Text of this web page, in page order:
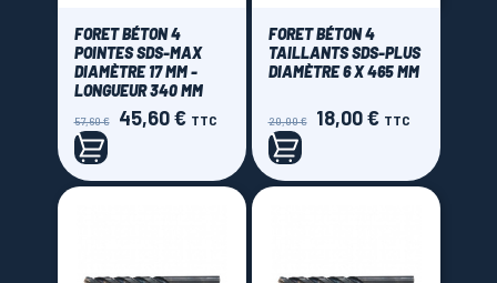
FORET BÉTON 4
POINTES SDS-MAX
DIAMÈTRE 17 MM -
LONGUEUR 340 MM
Prix
de
base
57,60 € Prix
45,60 € TTC
FORET BÉTON 4
TAILLANTS SDS-PLUS
DIAMÈTRE 6 X 465 MM
Prix
de
base
20,00 € Prix
18,00 € TTC